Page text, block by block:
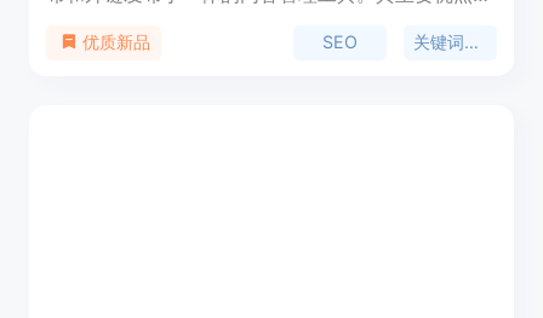
创作和发布。产品背景信息为提高网站内容质量和
优质新品 SEO 关键词挖掘